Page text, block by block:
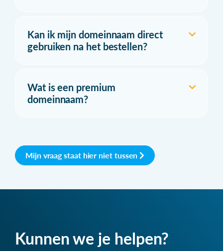
Kan ik mijn domeinnaam direct
gebruiken na het bestellen?
Wat is een premium
domeinnaam?
Mijn vraag staat hier niet tussen
Kunnen we je helpen?